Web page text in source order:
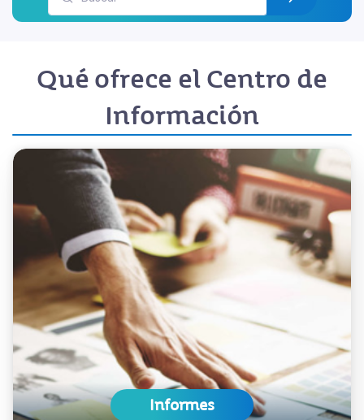
Qué ofrece el Centro de
Información
Informes